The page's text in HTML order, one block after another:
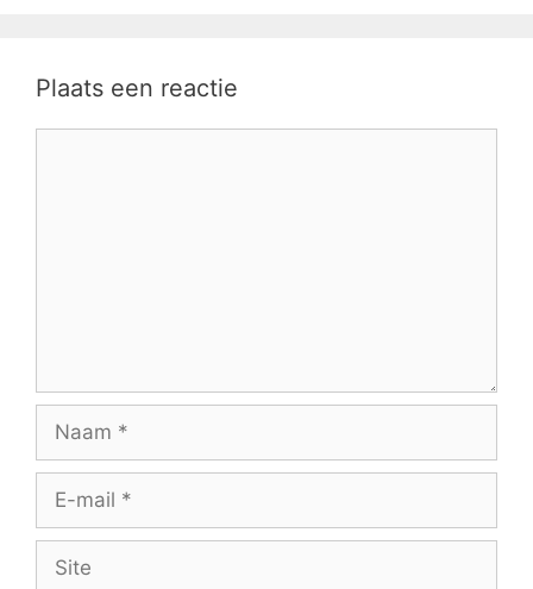
Plaats een reactie
mail